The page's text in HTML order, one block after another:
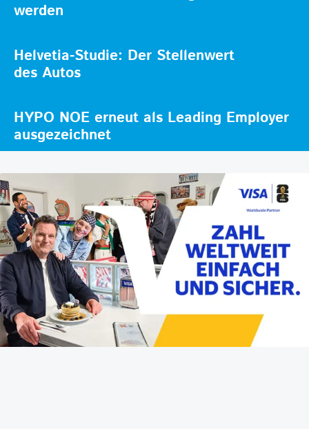
werden
Helvetia-Studie: Der Stellenwert
des Autos
HYPO NOE erneut als Leading Employer
ausgezeichnet